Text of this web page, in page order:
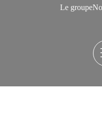
Le groupe